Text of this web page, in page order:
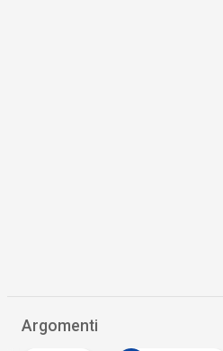
Argomenti